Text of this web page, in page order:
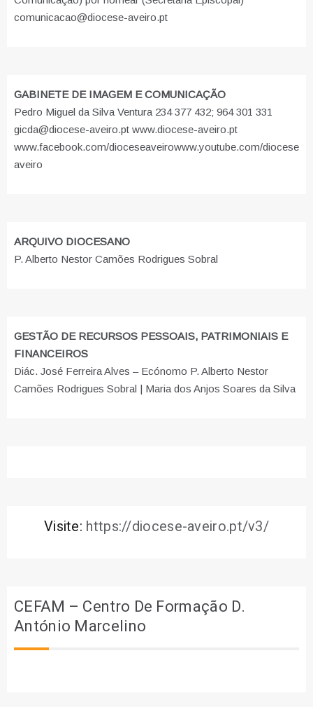
comunicacao@diocese-aveiro.pt
GABINETE DE IMAGEM E COMUNICAÇÃO
Pedro Miguel da Silva Ventura 234 377 432; 964 301 331
gicda@diocese-aveiro.pt www.diocese-aveiro.pt
www.facebook.com/dioceseaveirowww.youtube.com/diocese
aveiro
ARQUIVO DIOCESANO
P. Alberto Nestor Camões Rodrigues Sobral
GESTÃO DE RECURSOS PESSOAIS, PATRIMONIAIS E
FINANCEIROS
Diác. José Ferreira Alves – Ecónomo P. Alberto Nestor
Camões Rodrigues Sobral | Maria dos Anjos Soares da Silva
Visite: https://diocese-aveiro.pt/v3/
CEFAM – Centro De Formação D.
António Marcelino